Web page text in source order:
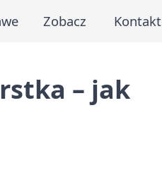
Zobacz Kontakt
– jak